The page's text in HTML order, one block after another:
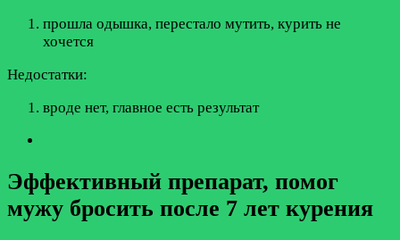
прошла одышка, перестало мутить, курить не
хочется
Недостатки:
вроде нет, главное есть результат
Эффективный препарат, помог
мужу бросить после 7 лет курения